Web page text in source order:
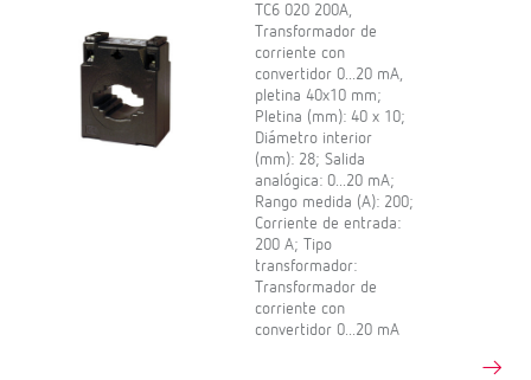
TC6 020 200A,
Transformador de
corriente con
convertidor 0...20 mA,
pletina 40x10 mm;
Pletina (mm): 40 x 10;
Diámetro interior
(mm): 28; Salida
analógica: 0...20 mA;
Rango medida (A): 200;
Corriente de entrada:
200 A; Tipo
transformador:
Transformador de
corriente con
convertidor 0...20 mA